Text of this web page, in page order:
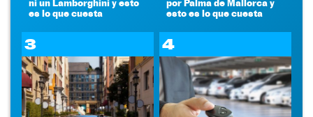
ni un Lamborghini y esto
es lo que cuesta
por Palma de Mallorca y
esto es lo que cuesta
3 4